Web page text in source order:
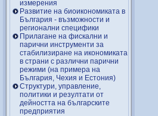
измерения
Развитие на биоикономиката в
България - възможности и
регионални специфики
Прилагане на фискални и
парични инструменти за
стабилизиране на икономиката
в страни с различни парични
режими (на примера на
България, Чехия и Естония)
Структури, управление,
политики и резултати от
дейността на българските
предприятия